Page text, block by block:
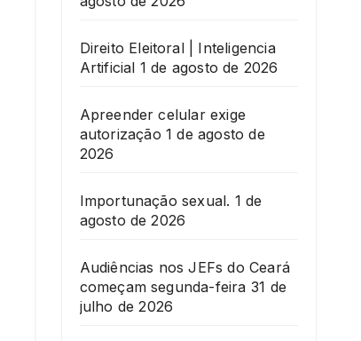
Direito Eleitoral | Inteligencia
Artificial 1 de agosto de 2026
Apreender celular exige
autorização 1 de agosto de
2026
Importunação sexual. 1 de
agosto de 2026
Audiências nos JEFs do Ceará
começam segunda-feira 31 de
julho de 2026